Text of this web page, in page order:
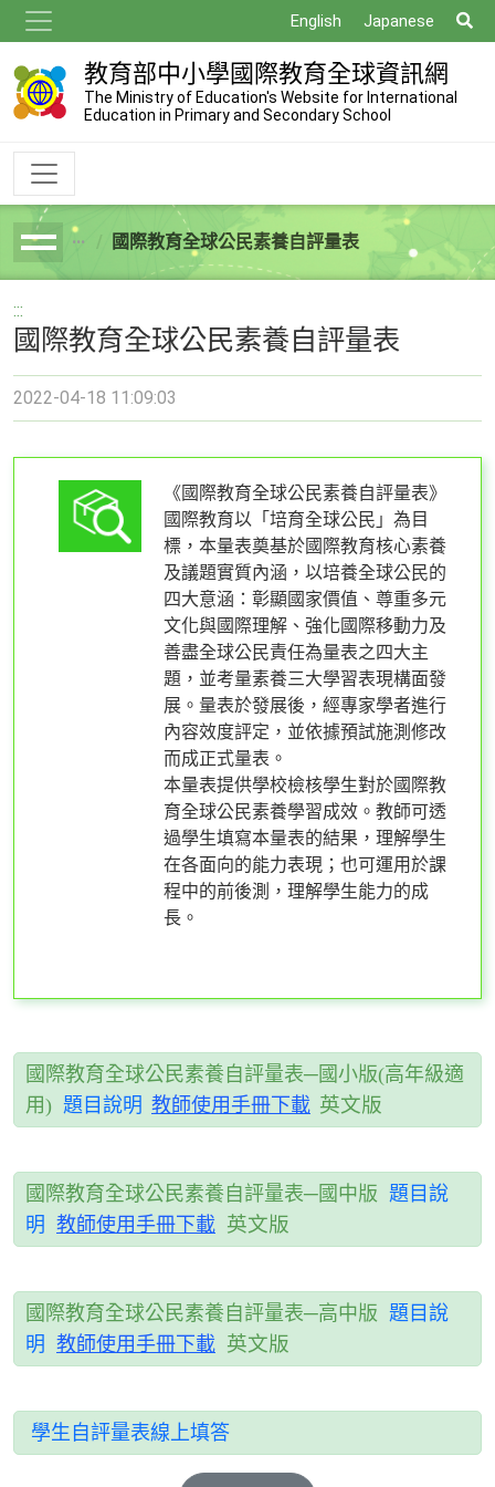
到
主
要
內
English Japanese
尋
教育部中小學國際教育全球資訊網
The Ministry of Education's Website for International
Education in Primary and Secondary School
breadcrumb國際教育全球公民素養自評量表
:::
國際教育全球公民素養自評量表
2022-04-18 11:09:03
《國際教育全球公民素養自評量表》
國際教育以「培育全球公民」為目
標，本量表奠基於國際教育核心素養
及議題實質內涵，以培養全球公民的
四大意涵：彰顯國家價值、尊重多元
文化與國際理解、強化國際移動力及
善盡全球公民責任為量表之四大主
題，並考量素養三大學習表現構面發
展。量表於發展後，經專家學者進行
內容效度評定，並依據預試施測修改
而成正式量表。
本量表提供學校檢核學生對於國際教
育全球公民素養學習成效。教師可透
過學生填寫本量表的結果，理解學生
在各面向的能力表現；也可運用於課
程中的前後測，理解學生能力的成
長。
國際教育全球公民素養自評量表─國小版(高年級適
用) 題目說明 教師使用手冊下載 英文版
國際教育全球公民素養自評量表─國中版 題目說
明 教師使用手冊下載 英文版
國際教育全球公民素養自評量表─高中版 題目說
明 教師使用手冊下載 英文版
學生自評量表線上填答